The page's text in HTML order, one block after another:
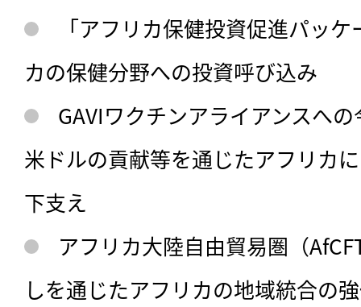
「アフリカ保健投資促進パッ
カの保健分野への投資呼び込み
GAVIワクチンアライアンスへ
米ドルの貢献等を通じたアフリカ
下支え
アフリカ大陸自由貿易圏（
しを通じたアフリカの地域統合の